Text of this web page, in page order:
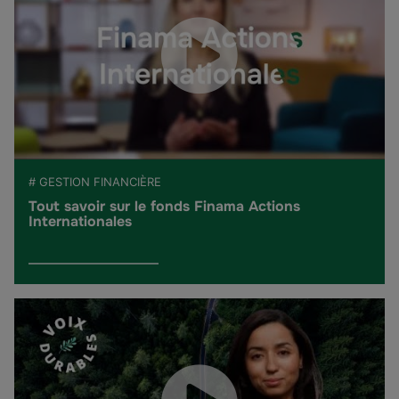
# GESTION FINANCIÈRE
Tout savoir sur le fonds Finama Actions
Internationales